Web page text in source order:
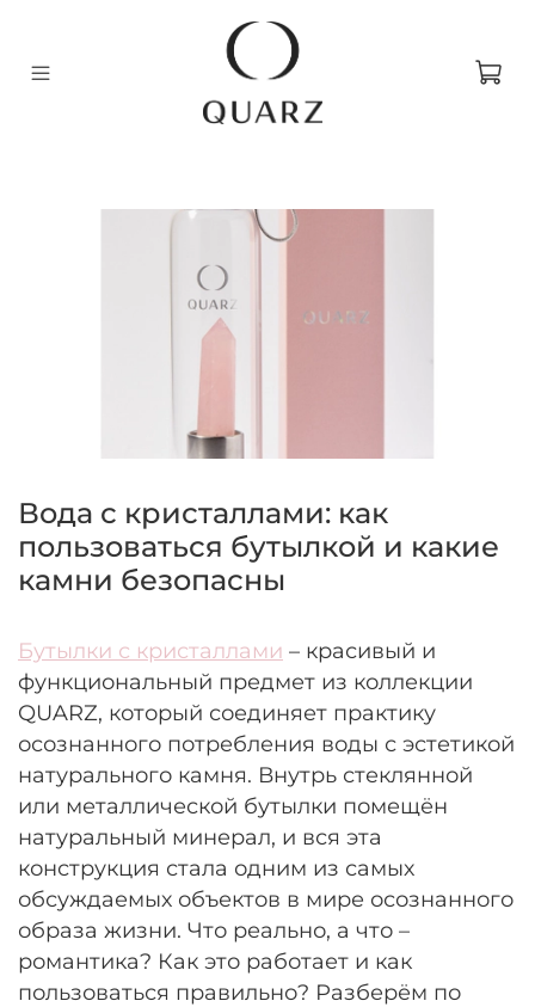
Вода с кристаллами: как
пользоваться бутылкой и какие
камни безопасны
Бутылки с кристаллами – красивый и
функциональный предмет из коллекции
QUARZ, который соединяет практику
осознанного потребления воды с эстетикой
натурального камня. Внутрь стеклянной
или металлической бутылки помещён
натуральный минерал, и вся эта
конструкция стала одним из самых
обсуждаемых объектов в мире осознанного
образа жизни. Что реально, а что –
романтика? Как это работает и как
пользоваться правильно? Разберём по